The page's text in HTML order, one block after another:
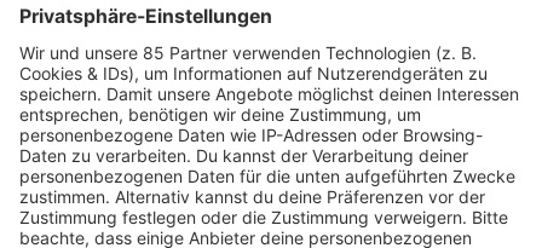
SUNSHINE LIVE MEDIAPACK